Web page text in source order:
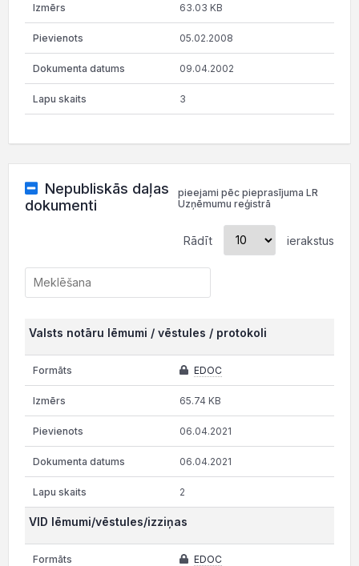
63.03 KB
05.02.2008
09.04.2002
3
Nepubliskās daļas
dokumenti
pieejami pēc pieprasījuma LR
Uzņēmumu reģistrā
Rādīt ierakstus
Valsts notāru lēmumi / vēstules / protokoli
EDOC
65.74 KB
06.04.2021
06.04.2021
2
VID lēmumi/vēstules/izziņas
EDOC